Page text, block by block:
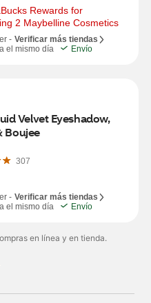
Rewards for
2 Maybelline Cosmetics
- Verificar más tiendas
el mismo día
Envío
Velvet Eyeshadow,
Boujee
307
- Verificar más tiendas
el mismo día
Envío
en línea y en tienda.